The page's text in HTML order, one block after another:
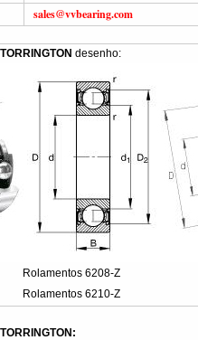
sales@vvbearing.com
desenho:
Rolamentos 6208-Z
Rolamentos 6210-Z